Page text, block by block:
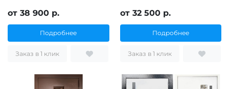
от 38 900 р.
Подробнее
Заказ в 1 клик
от 32 500 р.
Подробнее
Заказ в 1 клик